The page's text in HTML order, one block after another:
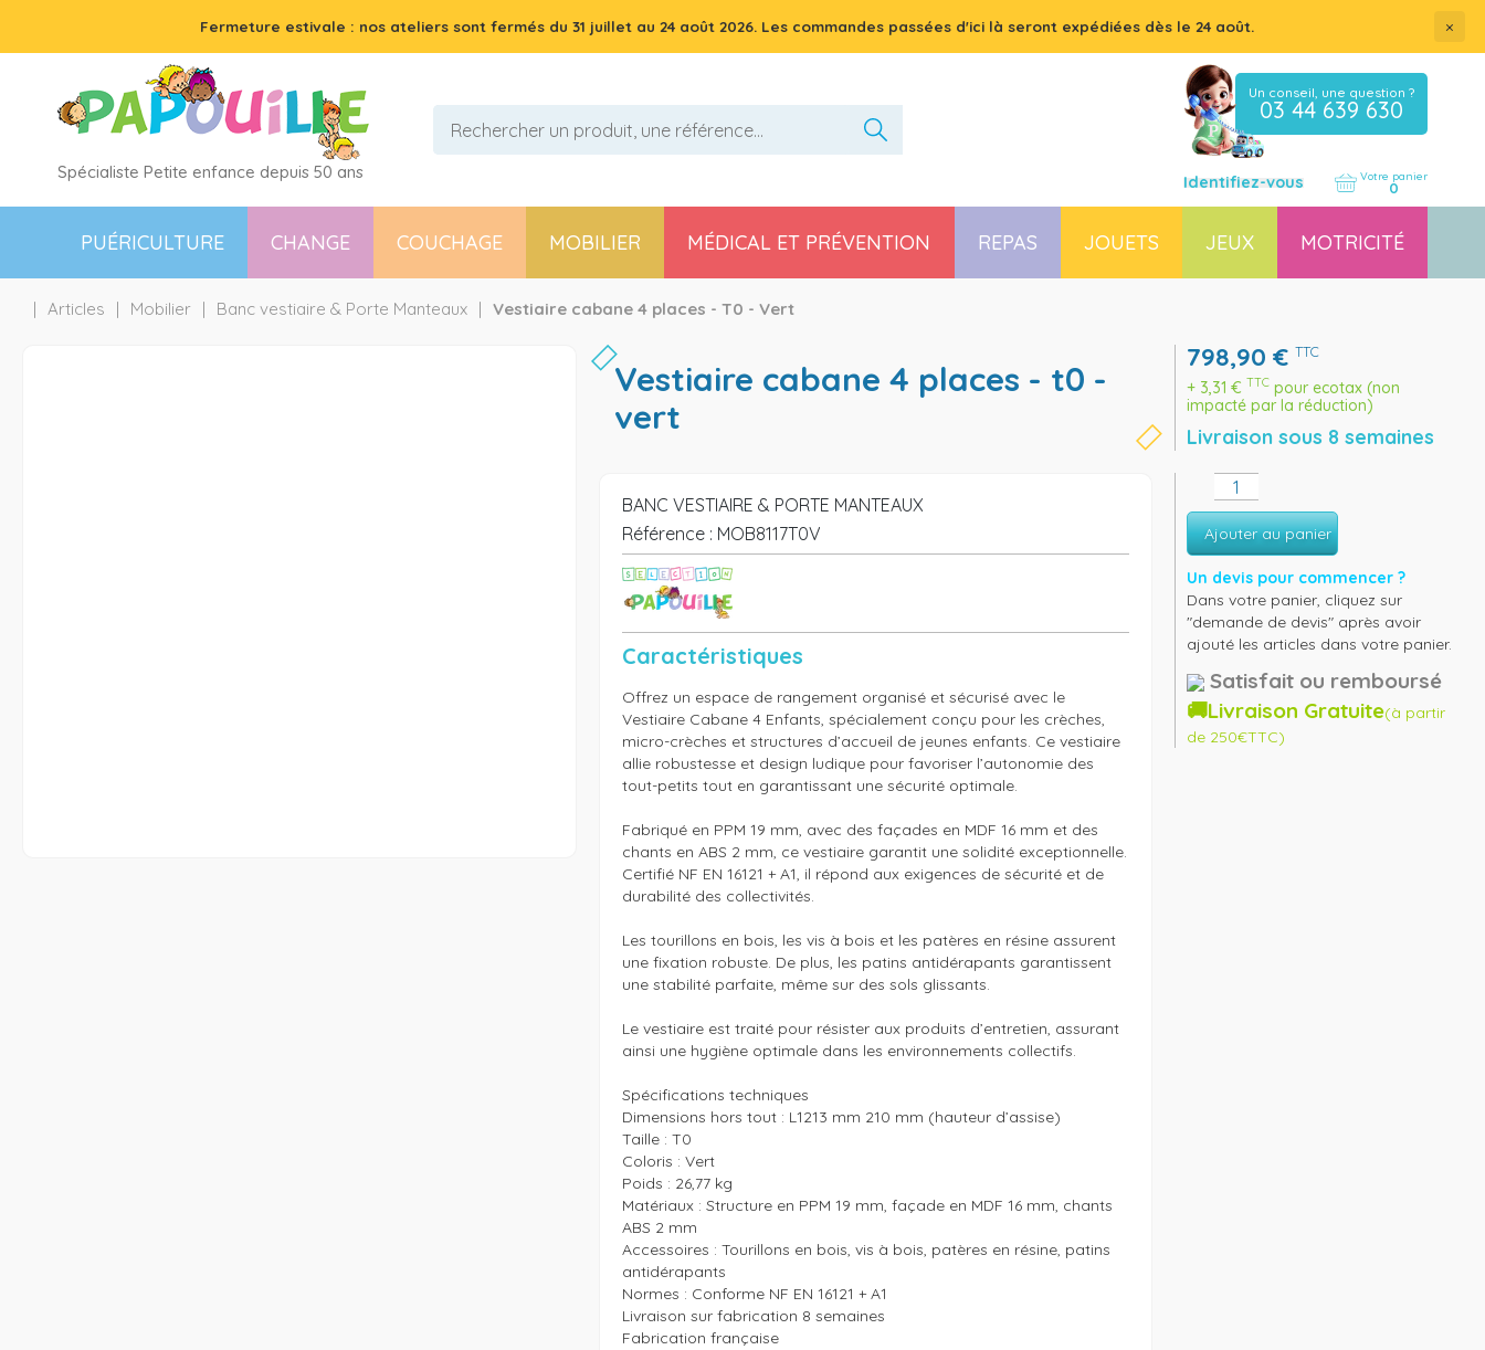
Fermeture estivale : nos ateliers sont fermés du 31 juillet au 24 août 2026. Les commandes passées d'ici là seront expédiées dès le 24 août. ×
Spécialiste Petite enfance depuis 50 ans
Un conseil, une question ?
03 44 639 630
Identifiez-vous Votre panier
0
PUÉRICULTURE CHANGE COUCHAGE MOBILIER MÉDICAL ET PRÉVENTION REPAS JOUETS JEUX MOTRICITÉ
Articles Mobilier Banc vestiaire & Porte Manteaux Vestiaire cabane 4 places - T0 - Vert
vestiaire cabane 4 places - t0 -
vert
798,90€ TTC
+ 3,31€ TTC pour ecotax (non
impacté par la réduction)
Livraison sous 8 semaines
BANC VESTIAIRE & PORTE MANTEAUX
Référence : MOB8117T0V
Caractéristiques
Offrez un espace de rangement organisé et sécurisé avec le
Vestiaire Cabane 4 Enfants, spécialement conçu pour les crèches,
micro-crèches et structures d’accueil de jeunes enfants. Ce vestiaire
allie robustesse et design ludique pour favoriser l’autonomie des
tout-petits tout en garantissant une sécurité optimale.
Fabriqué en PPM 19 mm, avec des façades en MDF 16 mm et des
chants en ABS 2 mm, ce vestiaire garantit une solidité exceptionnelle.
Certifié NF EN 16121 + A1, il répond aux exigences de sécurité et de
durabilité des collectivités.
Les tourillons en bois, les vis à bois et les patères en résine assurent
une fixation robuste. De plus, les patins antidérapants garantissent
une stabilité parfaite, même sur des sols glissants.
Le vestiaire est traité pour résister aux produits d’entretien, assurant
ainsi une hygiène optimale dans les environnements collectifs.
Spécifications techniques
Dimensions hors tout : L1213 mm 210 mm (hauteur d’assise)
Taille : T0
Coloris : Vert
Poids : 26,77 kg
Matériaux : Structure en PPM 19 mm, façade en MDF 16 mm, chants
ABS 2 mm
Accessoires : Tourillons en bois, vis à bois, patères en résine, patins
antidérapants
Normes : Conforme NF EN 16121 + A1
Livraison sur fabrication 8 semaines
Fabrication française
Ajouter au panier
Un devis pour commencer ?
Dans votre panier, cliquez sur
"demande de devis" après avoir
ajouté les articles dans votre panier.
Satisfait ou remboursé
🚚Livraison Gratuite(à partir
de 250€TTC)